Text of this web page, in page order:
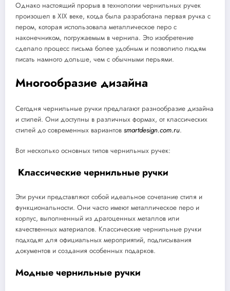
Однако настоящий прорыв в технологии чернильных ручек
произошел в XIX веке, когда была разработана первая ручка с
пером, которая использовала металлическое перо с
наконечником, погружаемым в чернила. Это изобретение
сделало процесс письма более удобным и позволило людям
писать намного дольше, чем с обычными перьями.
Многообразие дизайна
Сегодня чернильные ручки предлагают разнообразие дизайна
и стилей. Они доступны в различных формах, от классических
стилей до современных вариантов smartdesign.com.ru.
Вот несколько основных типов чернильных ручек:
Классические чернильные ручки
Эти ручки представляют собой идеальное сочетание стиля и
функциональности. Они часто имеют металлическое перо и
корпус, выполненный из драгоценных металлов или
качественных материалов. Классические чернильные ручки
подходят для официальных мероприятий, подписывания
документов и создания особенных подарков.
Модные чернильные ручки